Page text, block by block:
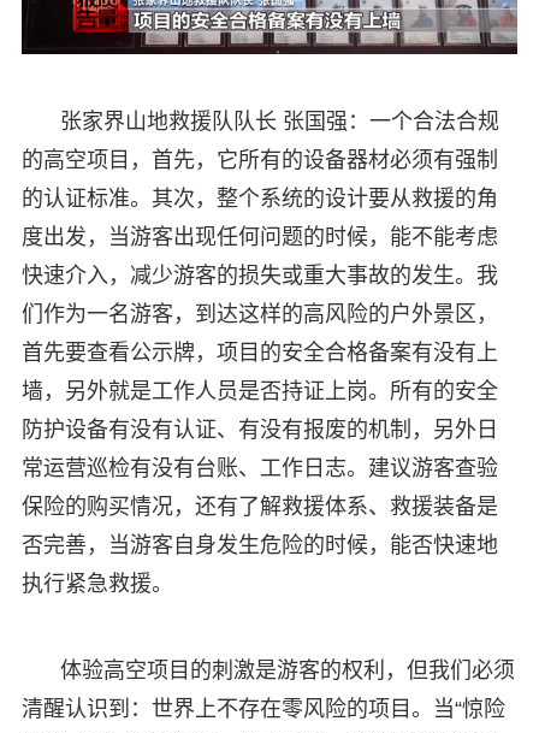
张家界山地救援队队长 张国强：一个合法合规
的高空项目，首先，它所有的设备器材必须有强制
的认证标准。其次，整个系统的设计要从救援的角
度出发，当游客出现任何问题的时候，能不能考虑
快速介入，减少游客的损失或重大事故的发生。我
们作为一名游客，到达这样的高风险的户外景区，
首先要查看公示牌，项目的安全合格备案有没有上
墙，另外就是工作人员是否持证上岗。所有的安全
防护设备有没有认证、有没有报废的机制，另外日
常运营巡检有没有台账、工作日志。建议游客查验
保险的购买情况，还有了解救援体系、救援装备是
否完善，当游客自身发生危险的时候，能否快速地
执行紧急救援。
体验高空项目的刺激是游客的权利，但我们必须
清醒认识到：世界上不存在零风险的项目。当“惊险